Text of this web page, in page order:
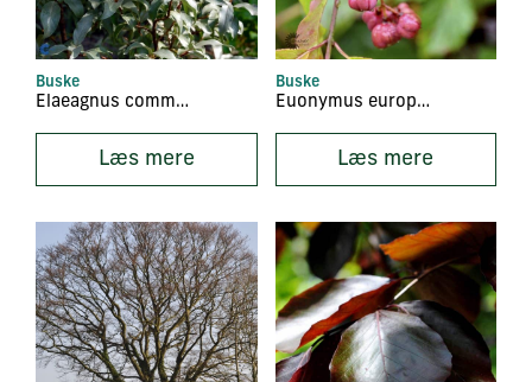
Buske
Elaeagnus commutata
Læs mere
Buske
Euonymus europaeus
Læs mere